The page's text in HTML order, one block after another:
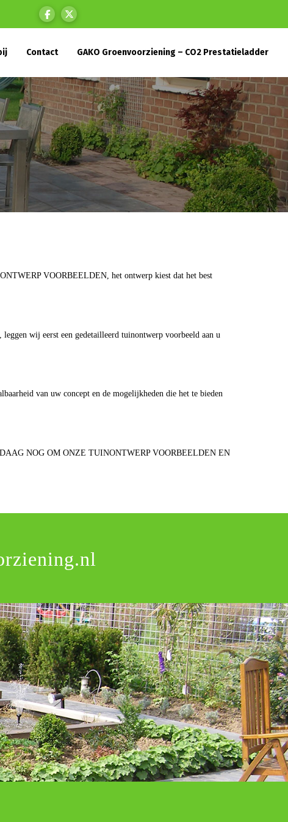
Contact GAKO Groenvoorziening – CO2 Prestatieladder
VOORBEELDEN, het ontwerp kiest dat het best
wij eerst een gedetailleerd tuinontwerp voorbeeld aan u
van uw concept en de mogelijkheden die het te bieden
NOG OM ONZE TUINONTWERP VOORBEELDEN EN